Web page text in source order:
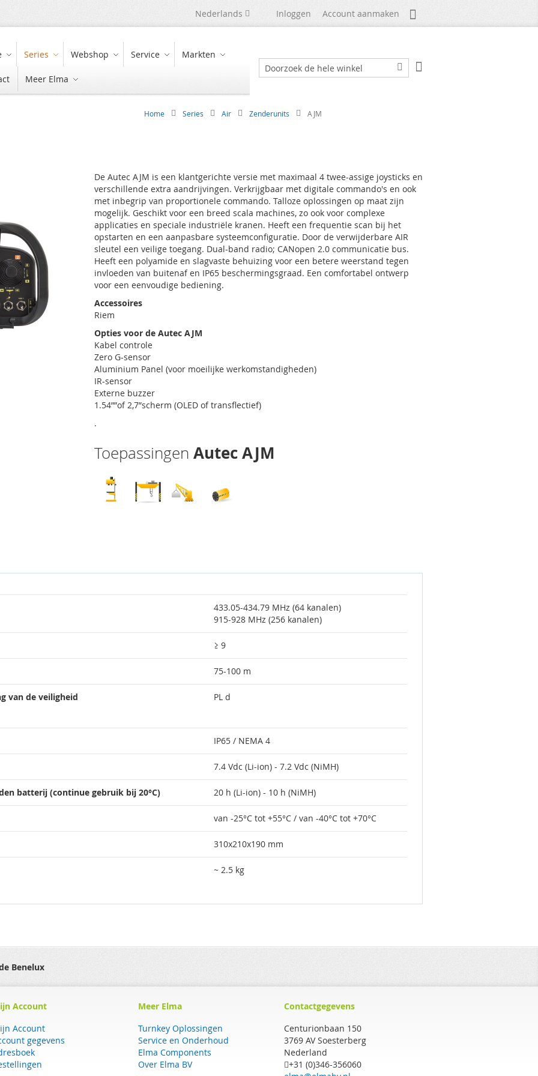
Taal
Nederlands Inloggen Account aanmaken Mijn Account
Series Webshop Service Markten
Meer Elma Zoek Zoek
Winkelwagen
Home Series Air Zenderunits AJM
De Autec AJM is een klantgerichte versie met maximaal 4 twee-assige joysticks en
verschillende extra aandrijvingen. Verkrijgbaar met digitale commando's en ook
met inbegrip van proportionele commando. Talloze oplossingen op maat zijn
mogelijk. Geschikt voor een breed scala machines, zo ook voor complexe
applicaties en speciale industriële kranen. Heeft een frequentie scan bij het
opstarten en een aanpasbare systeemconfiguratie. Door de verwijderbare AIR
sleutel een veilige toegang. Dual-band radio; CANopen 2.0 communicatie bus.
Heeft een polyamide en slagvaste behuizing voor een betere weerstand tegen
invloeden van buitenaf en IP65 beschermingsgraad. Een comfortabel ontwerp
voor een eenvoudige bediening.
Accessoires
Riem
Opties voor de Autec AJM
Kabel controle
Zero G-sensor
Aluminium Panel (voor moeilijke werkomstandigheden)
IR-sensor
Externe buzzer
1.54””of 2,7”scherm (OLED of transflectief)
.
Toepassingen Autec AJM
433.05-434.79 MHz (64 kanalen)
915-928 MHz (256 kanalen)
≥ 9
75-100 m
van de veiligheid
PL d
IP65 / NEMA 4
7.4 Vdc (Li-ion) - 7.2 Vdc (NiMH)
batterij (continue gebruik bij 20°C) 20 h (Li-ion) - 10 h (NiMH)
van -25°C tot +55°C / van -40°C tot +70°C
310x210x190 mm
~ 2.5 kg
Benelux
Account
Account
gegevens
Meer Elma
Turnkey Oplossingen
Service en Onderhoud
Elma Components
Over Elma BV
Contactgegevens
Centurionbaan 150
3769 AV Soesterberg
Nederland
+31 (0)346-356060